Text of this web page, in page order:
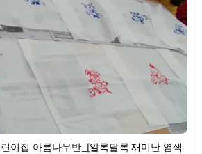
이집 아름나무반_[알록달록 재미난 염색